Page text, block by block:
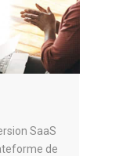
SaaS
de